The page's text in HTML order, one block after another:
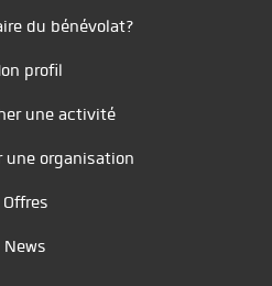
du bénévolat?
profil
une activité
une organisation
Offres
News